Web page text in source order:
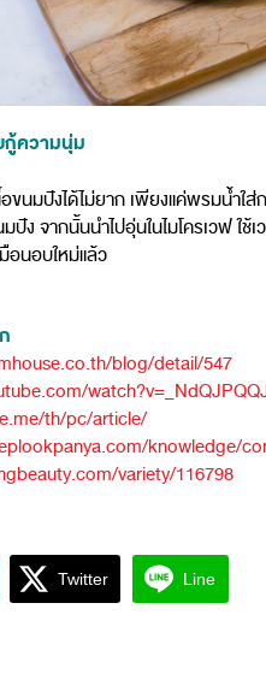
ความนุ่ม
ขนมปังได้ไม่ยาก เพียงแค่พรมน้ำใส่
ปัง จากนั้นนำไปอุ่นในไมโครเวฟ ใช้
อนอบใหม่แล้ว
blog/detail/547
th/pc/article/
knowledge/
variety/116798
Twitter Line